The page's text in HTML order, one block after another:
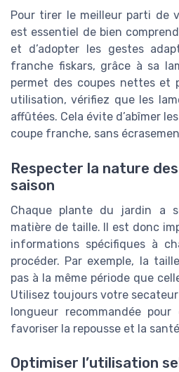
Pour tirer le meilleur parti de
est essentiel de bien
et d’adopter les gestes
franche fiskars, grâce à sa
permet des coupes nettes et
utilisation, vérifiez que les
affûtées. Cela évite d’abîmer
coupe franche, sans
Respecter la nature
saison
Chaque plante du jardin a
matière de taille. Il est donc
informations spécifiques à
procéder. Par exemple, la
pas à la même période que
Utilisez toujours votre
longueur recommandée
favoriser la repousse et la
Optimiser l’utilisation